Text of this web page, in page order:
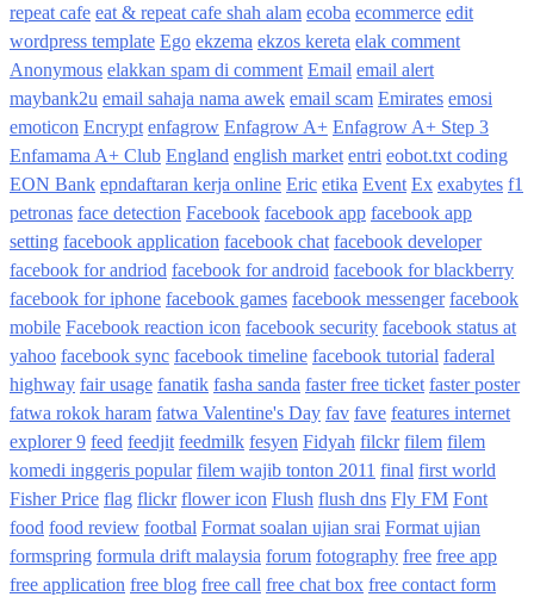
repeat cafe eat & repeat cafe shah alam ecoba ecommerce edit
wordpress template Ego ekzema ekzos kereta elak comment
Anonymous elakkan spam di comment Email email alert
maybank2u email sahaja nama awek email scam Emirates emosi
emoticon Encrypt enfagrow Enfagrow A+ Enfagrow A+ Step 3
Enfamama A+ Club England english market entri eobot.txt coding
EON Bank epndaftaran kerja online Eric etika Event Ex exabytes f1
petronas face detection Facebook facebook app facebook app
setting facebook application facebook chat facebook developer
facebook for andriod facebook for android facebook for blackberry
facebook for iphone facebook games facebook messenger facebook
mobile Facebook reaction icon facebook security facebook status at
yahoo facebook sync facebook timeline facebook tutorial faderal
highway fair usage fanatik fasha sanda faster free ticket faster poster
fatwa rokok haram fatwa Valentine's Day fav fave features internet
explorer 9 feed feedjit feedmilk fesyen Fidyah filckr filem filem
komedi inggeris popular filem wajib tonton 2011 final first world
Fisher Price flag flickr flower icon Flush flush dns Fly FM Font
food food review footbal Format soalan ujian srai Format ujian
formspring formula drift malaysia forum fotography free free app
free application free blog free call free chat box free contact form